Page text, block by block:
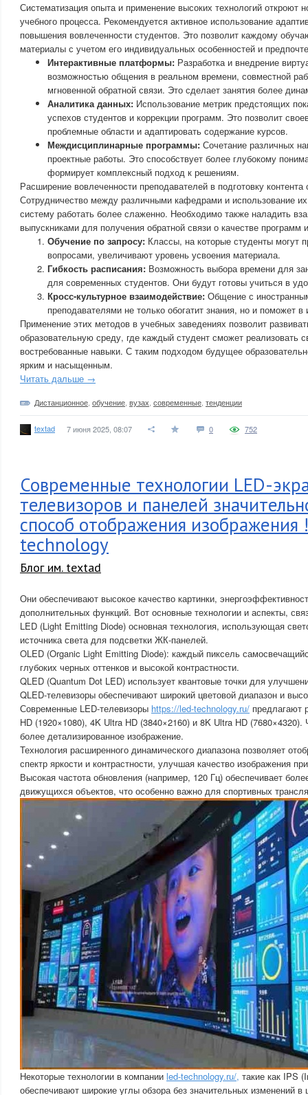
Систематизация опыта и применение высоких технологий откроют
учебного процесса. Рекомендуется активное использование
повышения вовлеченности студентов. Это позволит каждому
материалы с учетом его индивидуальных особенностей и
Интерактивные платформы: Разработка и внедрение
возможностью общения в реальном времени, совместной
мгновенной обратной связи. Это сделает занятия более
Аналитика данных: Использование метрик предстоящих
успехов студентов и коррекции программ. Это позволит
проблемные области и адаптировать содержание курсов.
Междисциплинарные программы: Сочетание различных
проектные работы. Это способствует более глубокому
формирует комплексный подход к решениям.
Расширение вовлеченности преподавателей в подготовку
Сотрудничество между различными кафедрами и использование
систему работать более слаженно. Необходимо также наладить
выпускниками для получения обратной связи о качестве программ
Обучение по запросу: Классы, на которые студенты могут
вопросами, увеличивают уровень усвоения материала.
Гибкость расписания: Возможность выбора времени для
для современных студентов. Они будут готовы учиться в
Кросс-культурное взаимодействие: Общение с
преподавателями не только обогатит знания, но и поможет в
Применение этих методов в учебных заведениях позволит
образовательную среду, где каждый студент сможет реализовать
востребованные навыки. С таким подходом будущее
ярким и насыщенным.
Читать дальше →
Дистанционное обучение вузах современные тенденции
textad 7 июня 2025, 08:07 0 752
Современные технологии LED-
телевизоров и панелей
способ отображения
technology
Блог им. textad
Они обеспечивают высокое качество картинки,
дополнительных функций. Вот основные технологии и аспекты,
LED (Light Emitting Diode) основная технология, использующая
источника света для подсветки ЖК-панелей.
OLED (Organic Light Emitting Diode): каждый пиксель
глубоких черных оттенков и высокой контрастности.
QLED (Quantum Dot LED) использует квантовые точки для
QLED-телевизоры обеспечивают широкий цветовой диапазон и
Современные LED-телевизоры https://led-technology.ru/ предлагают
HD (1920×1080), 4K Ultra HD (3840×2160) и 8K Ultra HD
более детализированное изображение.
Технология расширенного динамического диапазона позволяет
спектр яркости и контрастности, улучшая качество изображения
Высокая частота обновления (например, 120 Гц) обеспечивает
движущихся объектов, что особенно важно для спортивных
Некоторые технологии в компании led-technology.ru/, такие как IPS
обеспечивают широкие углы обзора без значительных изменений в